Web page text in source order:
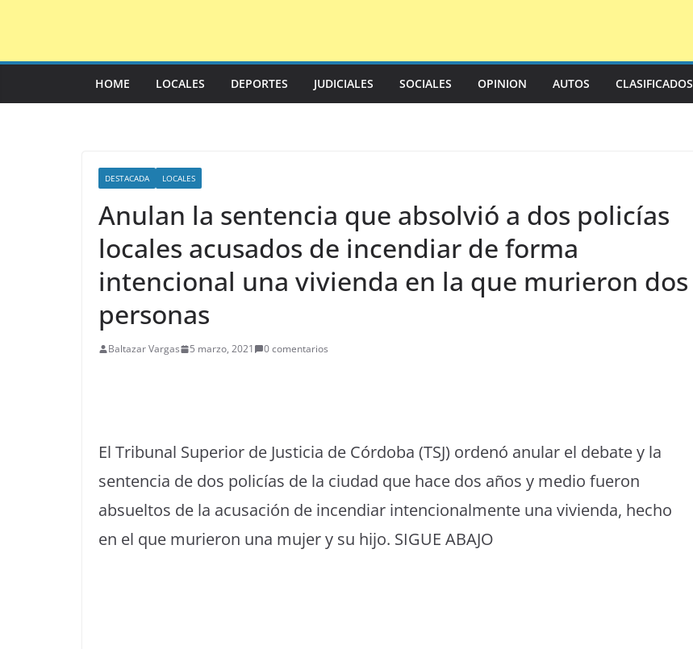
HOME LOCALES DEPORTES JUDICIALES SOCIALES OPINION AUTOS CLASIFICADOS
DESTACADA LOCALES
Anulan la sentencia que absolvió a dos policías
locales acusados de incendiar de forma
intencional una vivienda en la que murieron dos
personas
Baltazar Vargas 5 marzo, 2021 0 comentarios
El Tribunal Superior de Justicia de Córdoba (TSJ) ordenó anular el debate y la
sentencia de dos policías de la ciudad que hace dos años y medio fueron
absueltos de la acusación de incendiar intencionalmente una vivienda, hecho
en el que murieron una mujer y su hijo. SIGUE ABAJO